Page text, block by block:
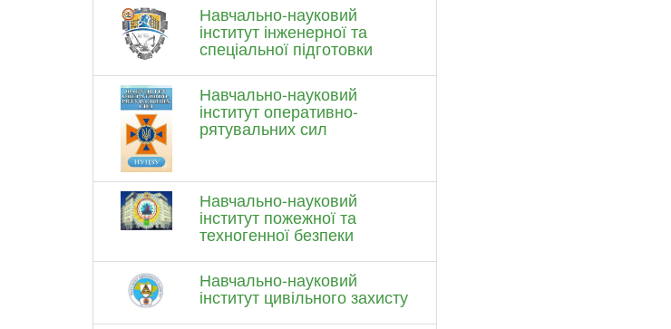
Навчально-науковий
інститут інженерної та
спеціальної підготовки
Навчально-науковий
інститут оперативно-
рятувальних сил
Навчально-науковий
інститут пожежної та
техногенної безпеки
Навчально-науковий
інститут цивільного захисту